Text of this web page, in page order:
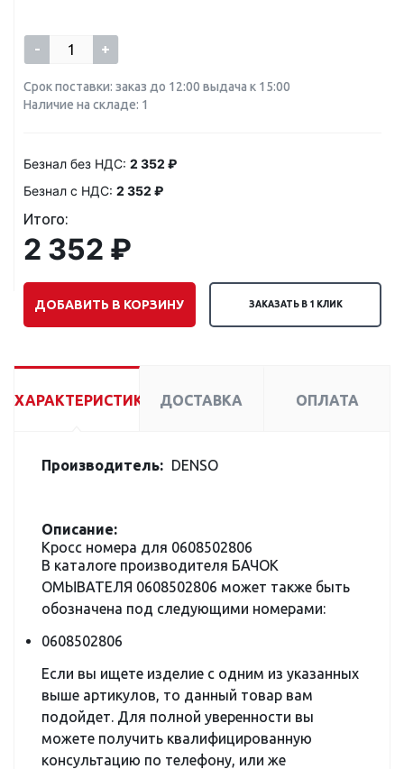
- +
Срок поставки: заказ до 12:00 выдача к 15:00
Наличие на складе: 1
Безнал без НДС: 2 352 ₽
Безнал с НДС: 2 352 ₽
Итого:
2 352 ₽
ДОБАВИТЬ В КОРЗИНУ ЗАКАЗАТЬ В 1 КЛИК
ХАРАКТЕРИСТИКИ ДОСТАВКА ОПЛАТА
Производитель: DENSO
Описание:
Кросс номера для 0608502806
В каталоге производителя БАЧОК
ОМЫВАТЕЛЯ 0608502806 может также быть
обозначена под следующими номерами:
0608502806
Если вы ищете изделие с одним из указанных
выше артикулов, то данный товар вам
подойдет. Для полной уверенности вы
можете получить квалифицированную
консультацию по телефону, или же